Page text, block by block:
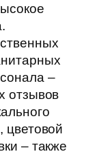
–
отзывов
цветовой
– также